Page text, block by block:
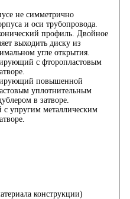
не симметрично
и оси трубопровода.
профиль. Двойное
выходить диску из
угле открытия.
с фторопластовым
повышенной
уплотнительным
в затворе.
упругим металлическим
конструкции)